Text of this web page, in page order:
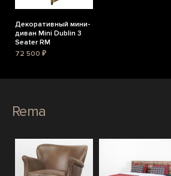
Декоративный мини-
диван Mini Dublin 3
Seater RM
72 500 ₽
Rema